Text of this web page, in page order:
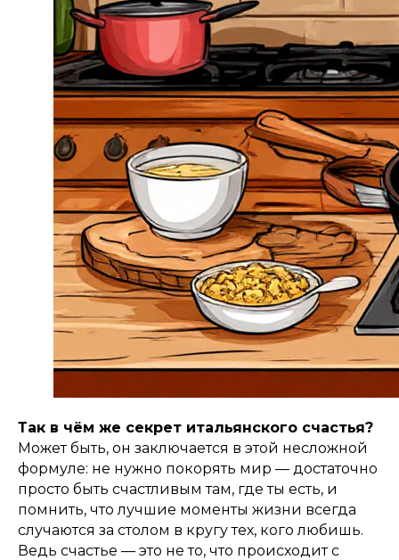
Так в чём же секрет итальянского счастья?
Может быть, он заключается в этой несложной
формуле: не нужно покорять мир — достаточно
просто быть счастливым там, где ты есть, и
помнить, что лучшие моменты жизни всегда
случаются за столом в кругу тех, кого любишь.
Ведь счастье — это не то, что происходит с